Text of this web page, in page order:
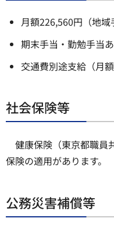
月額226,560円（地域
期末手当・勤勉手当
交通費別途支給（月
社会保険等
健康保険（東京都職員
保険の適用があります。
公務災害補償等